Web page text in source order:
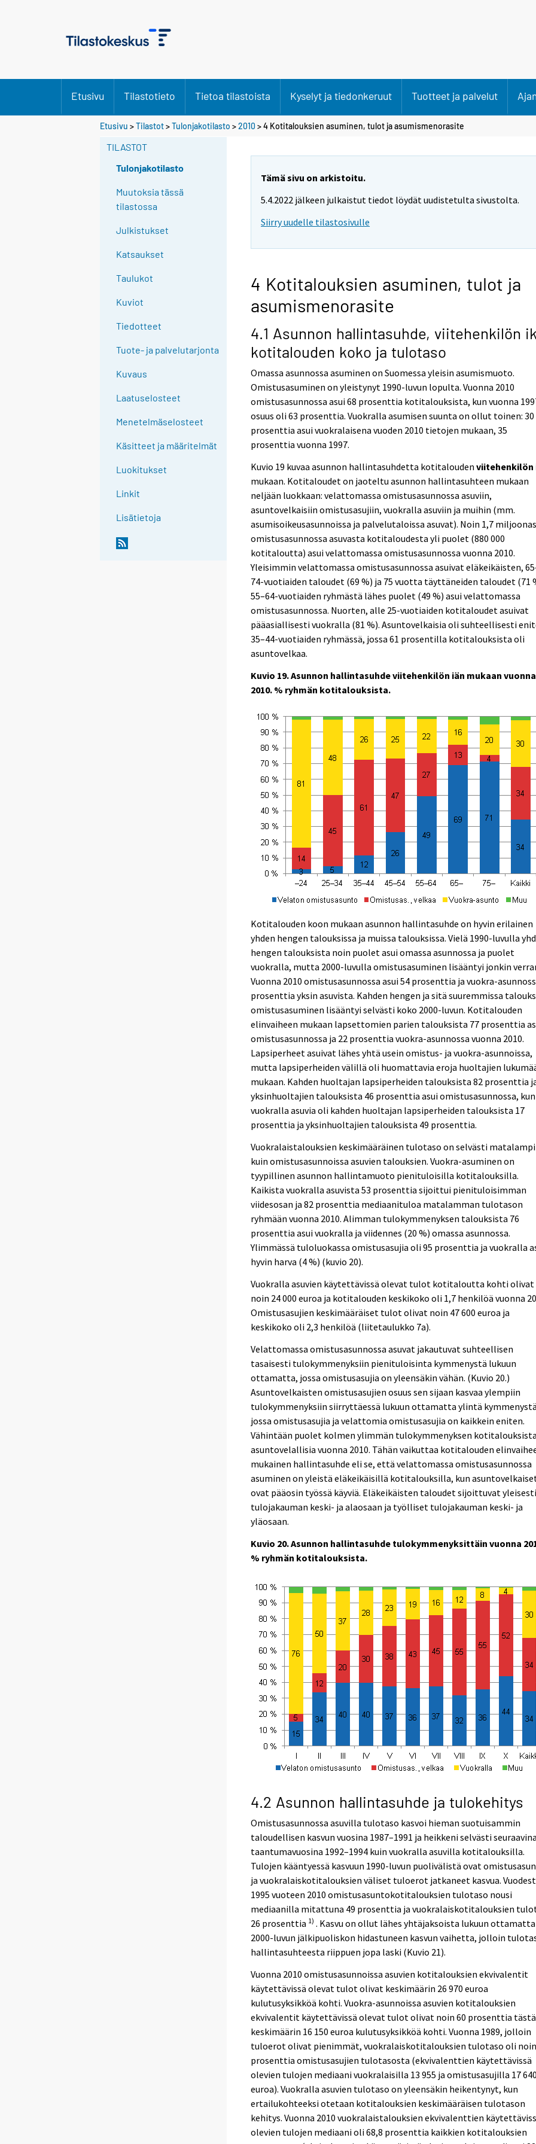
Etusivu Tilastotieto Tietoa tilastoista Kyselyt ja tiedonkeruut Tuotteet ja palvelut
Etusivu >Tilastot>Tulonjakotilasto >2010 > 4 Kotitalouksien asuminen, tulot ja asumismenorasite
TILASTOT
Tulonjakotilasto
Muutoksia tässä
tilastossa
Julkistukset
Katsaukset
Taulukot
Kuviot
Tiedotteet
Tuote- ja palvelutarjonta
Kuvaus
Laatuselosteet
Menetelmäselosteet
Käsitteet ja määritelmät
Luokitukset
Linkit
Lisätietoja
Tämä sivu on arkistoitu.
5.4.2022 jälkeen julkaistut tiedot löydät uudistetulta sivustolta.
Siirry uudelle tilastosivulle
4 Kotitalouksien asuminen, tulot ja
asumismenorasite
4.1 Asunnon hallintasuhde, viitehenkilön
kotitalouden koko ja tulotaso
Omassa asunnossa asuminen on Suomessa yleisin asumismuoto.
Omistusasuminen on yleistynyt 1990-luvun lopulta. Vuonna 2010
omistusasunnossa asui 68 prosenttia kotitalouksista, kun vuonna
osuus oli 63 prosenttia. Vuokralla asumisen suunta on ollut toinen: 30
prosenttia asui vuokralaisena vuoden 2010 tietojen mukaan, 35
prosenttia vuonna 1997.
Kuvio 19 kuvaa asunnon hallintasuhdetta kotitaloudenviitehenkilön
mukaan. Kotitaloudet on jaoteltu asunnon hallintasuhteen mukaan
neljään luokkaan: velattomassa omistusasunnossa asuviin,
asuntovelkaisiin omistusasujiin, vuokralla asuviin ja muihin (mm.
asumisoikeusasunnoissa ja palvelutaloissa asuvat). Noin 1,7
omistusasunnossa asuvasta kotitaloudesta yli puolet (880 000
kotitaloutta) asui velattomassa omistusasunnossa vuonna 2010.
Yleisimmin velattomassa omistusasunnossa asuivat eläkeikäisten,
74-vuotiaiden taloudet (69 %) ja 75 vuotta täyttäneiden taloudet (71
55–64-vuotiaiden ryhmästä lähes puolet (49 %) asui velattomassa
omistusasunnossa. Nuorten, alle 25-vuotiaiden kotitaloudet asuivat
pääasiallisesti vuokralla (81 %). Asuntovelkaisia oli suhteellisesti
35–44-vuotiaiden ryhmässä, jossa 61 prosentilla kotitalouksista oli
asuntovelkaa.
Kuvio 19. Asunnon hallintasuhde viitehenkilön iän mukaan vuonna
2010. % ryhmän kotitalouksista.
Kotitalouden koon mukaan asunnon hallintasuhde on hyvin erilainen
yhden hengen talouksissa ja muissa talouksissa. Vielä 1990-luvulla
hengen talouksista noin puolet asui omassa asunnossa ja puolet
vuokralla, mutta 2000-luvulla omistusasuminen lisääntyi jonkin
Vuonna 2010 omistusasunnossa asui 54 prosenttia ja vuokra-
prosenttia yksin asuvista. Kahden hengen ja sitä suuremmissa
omistusasuminen lisääntyi selvästi koko 2000-luvun. Kotitalouden
elinvaiheen mukaan lapsettomien parien talouksista 77 prosenttia
omistusasunnossa ja 22 prosenttia vuokra-asunnossa vuonna 2010.
Lapsiperheet asuivat lähes yhtä usein omistus- ja vuokra-asunnoissa,
mutta lapsiperheiden välillä oli huomattavia eroja huoltajien
mukaan. Kahden huoltajan lapsiperheiden talouksista 82 prosenttia
yksinhuoltajien talouksista 46 prosenttia asui omistusasunnossa, kun
vuokralla asuvia oli kahden huoltajan lapsiperheiden talouksista 17
prosenttia ja yksinhuoltajien talouksista 49 prosenttia.
Vuokralaistalouksien keskimääräinen tulotaso on selvästi matalampi
kuin omistusasunnoissa asuvien talouksien. Vuokra-asuminen on
tyypillinen asunnon hallintamuoto pienituloisilla kotitalouksilla.
Kaikista vuokralla asuvista 53 prosenttia sijoittui pienituloisimman
viidesosan ja 82 prosenttia mediaanituloa matalamman tulotason
ryhmään vuonna 2010. Alimman tulokymmenyksen talouksista 76
prosenttia asui vuokralla ja viidennes (20 %) omassa asunnossa.
Ylimmässä tuloluokassa omistusasujia oli 95 prosenttia ja vuokralla
hyvin harva (4 %) (kuvio 20).
Vuokralla asuvien käytettävissä olevat tulot kotitaloutta kohti olivat
noin 24 000 euroa ja kotitalouden keskikoko oli 1,7 henkilöä vuonna
Omistusasujien keskimääräiset tulot olivat noin 47 600 euroa ja
keskikoko oli 2,3 henkilöä (liitetaulukko 7a).
Velattomassa omistusasunnossa asuvat jakautuvat suhteellisen
tasaisesti tulokymmenyksiin pienituloisinta kymmenystä lukuun
ottamatta, jossa omistusasujia on yleensäkin vähän. (Kuvio 20.)
Asuntovelkaisten omistusasujien osuus sen sijaan kasvaa ylempiin
tulokymmenyksiin siirryttäessä lukuun ottamatta ylintä
jossa omistusasujia ja velattomia omistusasujia on kaikkein eniten.
Vähintään puolet kolmen ylimmän tulokymmenyksen
asuntovelallisia vuonna 2010. Tähän vaikuttaa kotitalouden
mukainen hallintasuhde eli se, että velattomassa omistusasunnossa
asuminen on yleistä eläkeikäisillä kotitalouksilla, kun
ovat pääosin työssä käyviä. Eläkeikäisten taloudet sijoittuvat yleisesti
tulojakauman keski- ja alaosaan ja työlliset tulojakauman keski- ja
yläosaan.
Kuvio 20. Asunnon hallintasuhde tulokymmenyksittäin vuonna
% ryhmän kotitalouksista.
4.2 Asunnon hallintasuhde ja tulokehitys
Omistusasunnossa asuvilla tulotaso kasvoi hieman suotuisammin
taloudellisen kasvun vuosina 1987–1991 ja heikkeni selvästi seuraavina
taantumavuosina 1992–1994 kuin vuokralla asuvilla kotitalouksilla.
Tulojen kääntyessä kasvuun 1990-luvun puolivälistä ovat
ja vuokralaiskotitalouksien väliset tuloerot jatkaneet kasvua.
1995 vuoteen 2010 omistusasuntokotitalouksien tulotaso nousi
mediaanilla mitattuna 49 prosenttia ja vuokralaiskotitalouksien
26 prosenttia 1) . Kasvu on ollut lähes yhtäjaksoista lukuun ottamatta
2000-luvun jälkipuoliskon hidastuneen kasvun vaihetta, jolloin
hallintasuhteesta riippuen jopa laski (Kuvio 21).
Vuonna 2010 omistusasunnoissa asuvien kotitalouksien ekvivalentit
käytettävissä olevat tulot olivat keskimäärin 26 970 euroa
kulutusyksikköä kohti. Vuokra-asunnoissa asuvien kotitalouksien
ekvivalentit käytettävissä olevat tulot olivat noin 60 prosenttia
keskimäärin 16 150 euroa kulutusyksikköä kohti. Vuonna 1989, jolloin
tuloerot olivat pienimmät, vuokralaiskotitalouksien tulotaso oli
prosenttia omistusasujien tulotasosta (ekvivalenttien käytettävissä
olevien tulojen mediaani vuokralaisilla 13 955 ja omistusasujilla 17 640
euroa). Vuokralla asuvien tulotaso on yleensäkin heikentynyt, kun
ertailukohteeksi otetaan kotitalouksien keskimääräisen tulotason
kehitys. Vuonna 2010 vuokralaistalouksien ekvivalenttien
olevien tulojen mediaani oli 68,8 prosenttia kaikkien kotitalouksien